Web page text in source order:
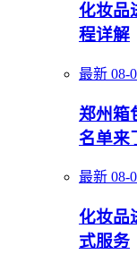
化妆品
程详解
最新 08-
郑州箱
名单来
最新 08-
化妆品
式服务